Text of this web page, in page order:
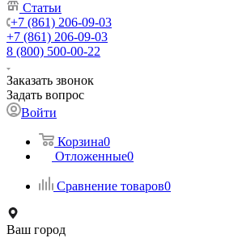
Статьи
+7 (861) 206-09-03
+7 (861) 206-09-03
8 (800) 500-00-22
Заказать звонок
Задать вопрос
Войти
Корзина0
Отложенные0
Сравнение товаров0
Ваш город